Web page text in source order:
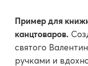
Пример для
канцтоваров.
святого
ручками и